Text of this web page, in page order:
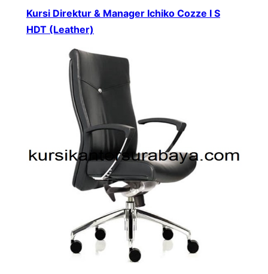
Kursi Direktur & Manager Ichiko Cozze I S
HDT (Leather)